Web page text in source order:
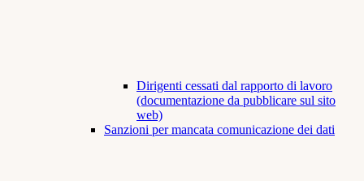
Dirigenti cessati dal rapporto di lavoro
(documentazione da pubblicare sul sito
web)
Sanzioni per mancata comunicazione dei dati